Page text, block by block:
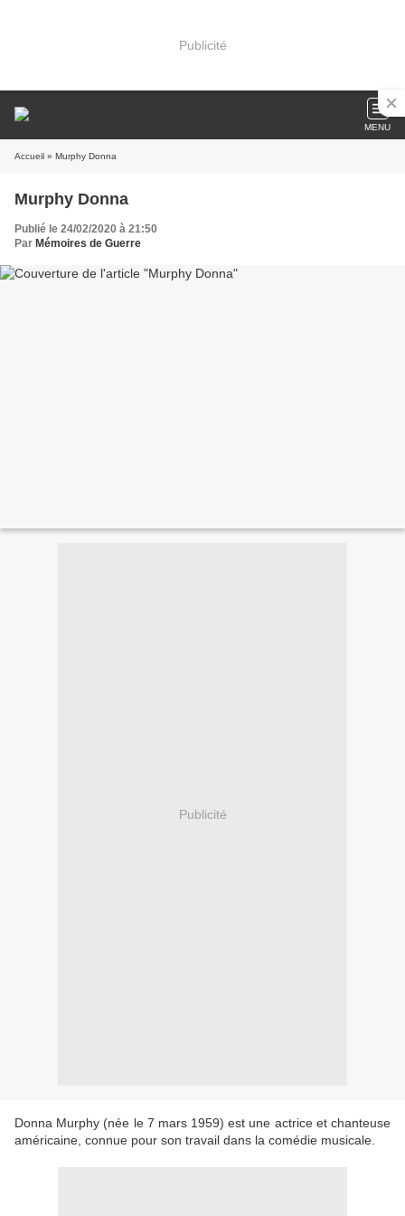
Publicité
MENU
Accueil » Murphy Donna
Murphy Donna
Publié le 24/02/2020 à 21:50
Par Mémoires de Guerre
Publicité
Donna Murphy (née le 7 mars 1959) est une actrice et chanteuse
américaine, connue pour son travail dans la comédie musicale.